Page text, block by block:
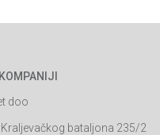
doo
bataljona 235/2